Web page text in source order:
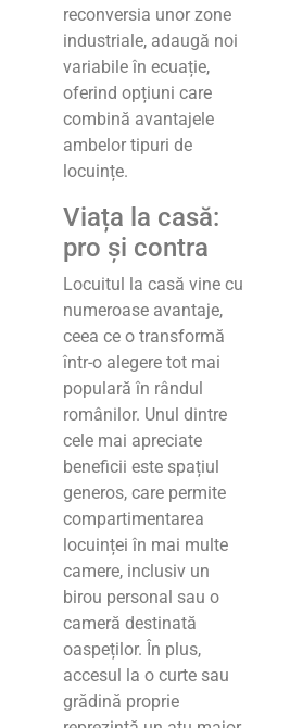
reconversia unor zone
industriale, adaugă noi
variabile în ecuație,
oferind opțiuni care
combină avantajele
ambelor tipuri de
locuințe.
Viața la casă:
pro și contra
Locuitul la casă vine cu
numeroase avantaje,
ceea ce o transformă
într-o alegere tot mai
populară în rândul
românilor. Unul dintre
cele mai apreciate
beneficii este spațiul
generos, care permite
compartimentarea
locuinței în mai multe
camere, inclusiv un
birou personal sau o
cameră destinată
oaspeților. În plus,
accesul la o curte sau
grădină proprie